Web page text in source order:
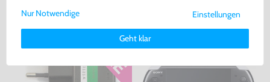
Warenkorb Warenkorb
Weitere Informationen zu den von uns verwendeten Cookies und
Deinen Rechten als Nutzer findest Du in unsererDaten­schutz­
Impressum.
Einstellungen
Geht klar
Nur Notwendige